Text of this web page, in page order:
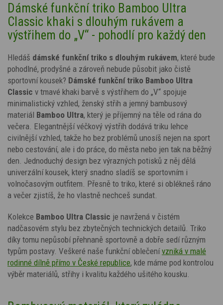
Dámské funkční triko Bamboo Ultra
Classic khaki s dlouhým rukávem a
výstřihem do „V“ - pohodlí pro každý den
Hledáš dámské funkční triko s dlouhým rukávem, které bude
pohodlné, prodyšné a zároveň nebude působit jako čistě
sportovní kousek? Dámské funkční triko Bamboo Ultra
Classic v tmavé khaki barvě s výstřihem do „V“ spojuje
minimalistický vzhled, ženský střih a jemný bambusový
materiál Bamboo Ultra, který je příjemný na těle od rána do
večera. Elegantnější véčkový výstřih dodává triku lehce
civilnější vzhled, takže ho bez problémů unosíš nejen na sport
nebo cestování, ale i do práce, do města nebo jen tak na běžný
den. Jednoduchý design bez výrazných potisků z něj dělá
univerzální kousek, který snadno sladíš se sportovním i
volnočasovým outfitem. Přesně to triko, které si oblékneš ráno
a večer zjistíš, že ho vlastně nechceš sundat.
Kolekce Bamboo Ultra Classic je navržená v čistém
nadčasovém stylu bez zbytečných technických detailů. Triko
díky tomu nepůsobí přehnaně sportovně a dobře sedí různým
typům postavy. Veškeré naše funkční oblečení vzniká v malé
rodinné dílně přímo v České republice, kde máme pod kontrolou
výběr materiálů, střihy i kvalitu každého ušitého kousku.